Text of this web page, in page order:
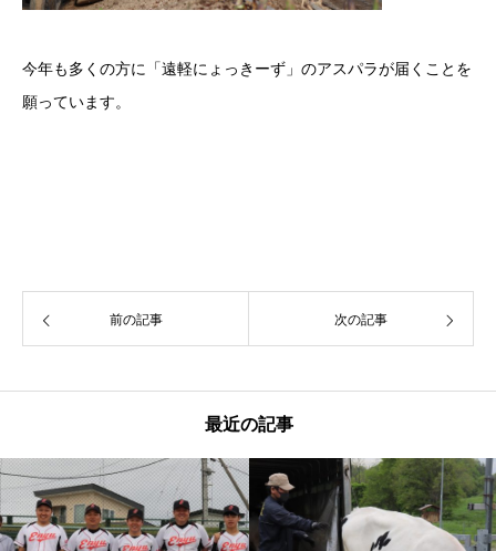
今年も多くの方に「遠軽にょっきーず」のアスパラが届くことを
願っています。
前の記事 次の記事
最近の記事